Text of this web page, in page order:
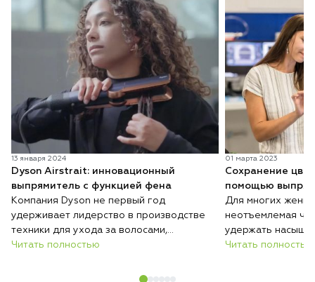
13 января 2024
Dyson Airstrait: инновационный
выпрямитель с функцией фена
Компания Dyson не первый год
удерживает лидерство в производстве
техники для ухода за волосами,
постоянно удивляя пользователей
марки тщательно тестируется,
Читать полностью
01 марта 2023
Сохранение
помощью
Для многих
неотъемлемая
удержать
просто.
Читать полностью